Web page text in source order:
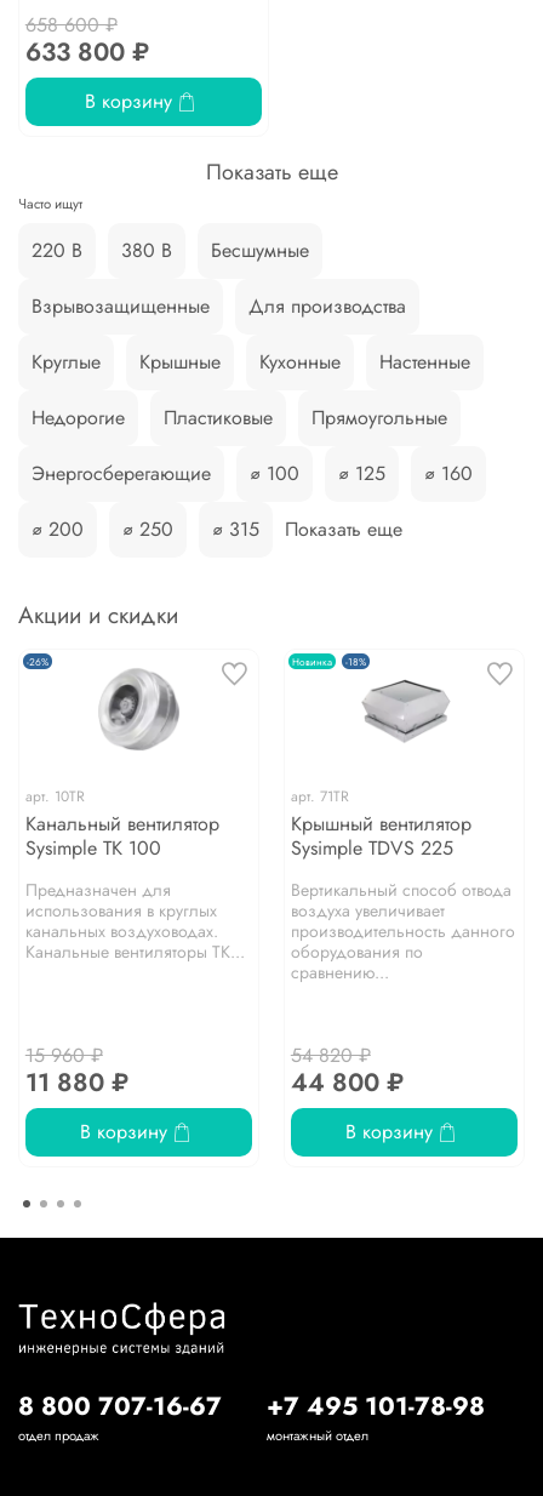
658 600 ₽
633 800 ₽
В корзину
Показать еще
Часто ищут
220 В 380 В
Бесшумные
Взрывозащищенные
Для производства
Круглые
Крышные Кухонные
Настенные
Недорогие
Пластиковые
Прямоугольные
Энергосберегающие
⌀ 100 ⌀ 125
⌀ 160
⌀ 200
⌀ 250 ⌀ 315 Показать еще
Акции и скидки
-26%
арт. 10TR
Канальный вентилятор
Sysimple TK 100
Предназначен для
использования в круглых
канальных воздуховодах.
Канальные вентиляторы TK...
15 960 ₽
11 880 ₽
В корзину
Новинка -18%
арт. 71TR
Крышный вентилятор
Sysimple TDVS 225
Вертикальный способ отвода
воздуха увеличивает
производительность данного
оборудования по
сравнению...
54 820 ₽
44 800 ₽
В корзину
8 800 707-16-67
отдел продаж
+7 495 101-78-98
монтажный отдел